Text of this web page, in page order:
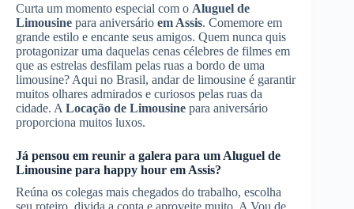
Curta um momento especial com o Aluguel de
Limousine para aniversário em Assis. Comemore em
grande estilo e encante seus amigos. Quem nunca quis
protagonizar uma daquelas cenas célebres de filmes em
que as estrelas desfilam pelas ruas a bordo de uma
limousine? Aqui no Brasil, andar de limousine é garantir
muitos olhares admirados e curiosos pelas ruas da
cidade. A Locação de Limousine para aniversário
proporciona muitos luxos.
Já pensou em reunir a galera para um Aluguel de
Limousine para happy hour em Assis?
Reúna os colegas mais chegados do trabalho, escolha
seu roteiro, divida a conta e aproveite muito. A Vou de